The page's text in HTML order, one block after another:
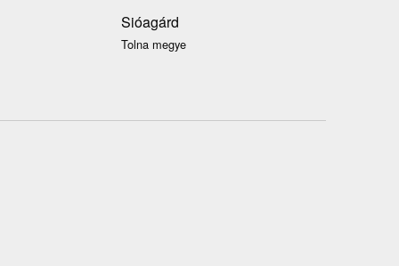
Sióagárd
Tolna megye